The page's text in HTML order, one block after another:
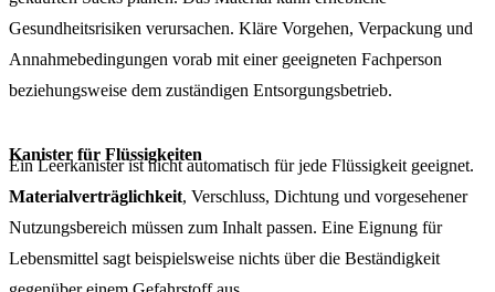
Gesundheitsrisiken verursachen. Kläre Vorgehen, Verpackung und
Annahmebedingungen vorab mit einer geeigneten Fachperson
beziehungsweise dem zuständigen Entsorgungsbetrieb.
Kanister für Flüssigkeiten
Ein Leerkanister ist nicht automatisch für jede Flüssigkeit geeignet.
Materialverträglichkeit, Verschluss, Dichtung und vorgesehener
Nutzungsbereich müssen zum Inhalt passen. Eine Eignung für
Lebensmittel sagt beispielsweise nichts über die Beständigkeit